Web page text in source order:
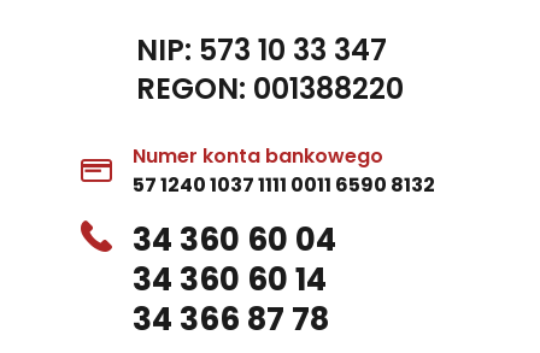
NIP: 573 10 33 347
REGON: 001388220
Numer konta bankowego
57 1240 1037 1111 0011 6590 8132
34 360 60 04
34 360 60 14
34 366 87 78